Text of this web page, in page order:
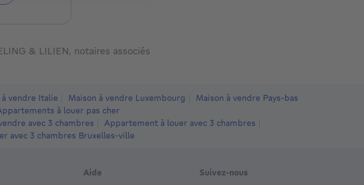
& LILIEN, notaires associés
à vendre Italie Maison à vendre Luxembourg
Maison à vendre Pays-bas
à louer pas cher
avec 3 chambres
Appartement à louer avec 3 chambres
avec 3 chambres Bruxelles-ville
Aide
Suivez-nous